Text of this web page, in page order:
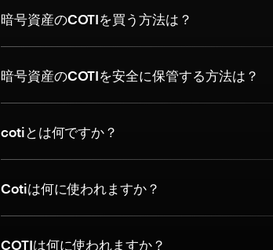
暗号資産のCOTIを買う方法は？
暗号資産のCOTIを安全に保管する方法は？
cotiとは何ですか？
Cotiは何に使われますか？
COTIは何に使われますか？